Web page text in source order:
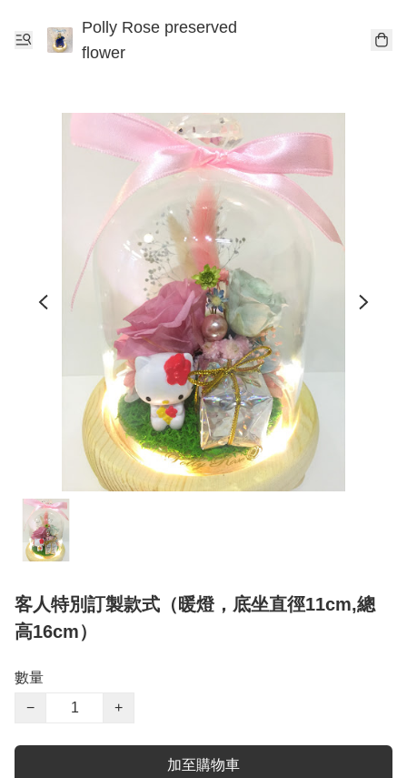
Polly Rose preserved
flower
客人特別訂製款式（暖燈，底坐直徑11cm,總
高16cm）
數量
−
+
加至購物車